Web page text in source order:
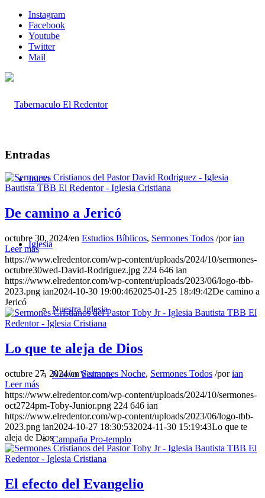
Instagram
Facebook
Youtube
Twitter
Mail
Inicio
Iglesia
Nuestra Iglesia
Nuevo Visitante
Campaña Pro-templo
Entradas
De camino a Jericó
octubre 30, 2024/en Estudios Bíblicos, Sermones Todos /porian
Leer más
https://www.elredentor.com/wp-content/uploads/2024/10/sermones-
octubre30wed-David-Rodriguez.jpg 224 646 ian
https://www.elredentor.com/wp-content/uploads/2023/06/logo-tbb-
2023.png ian2024-10-30 19:00:462025-01-25 18:49:42De camino a
Jericó
Lo que te aleja de Dios
octubre 27, 2024/enSermones Noche, Sermones Todos /porian
Leer más
https://www.elredentor.com/wp-content/uploads/2024/10/sermones-
oct2724pm-Toby-Junior.png 224 646 ian
https://www.elredentor.com/wp-content/uploads/2023/06/logo-tbb-
2023.png ian2024-10-27 18:30:532024-11-30 15:19:43Lo que te
aleja de Dios
El efecto del Evangelio